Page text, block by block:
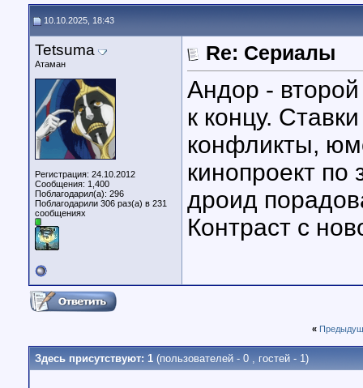
10.10.2025, 18:43
Tetsuma
Атаман
Регистрация: 24.10.2012
Сообщения: 1,400
Поблагодарил(а): 296
Поблагодарили 306 раз(а) в 231
сообщениях
Re: Сериалы
Андор -
к концу.
конфликты,
кинопроект
дроид
Контраст с
«
Здесь присутствуют: 1 (пользователей - 0 , гостей - 1)